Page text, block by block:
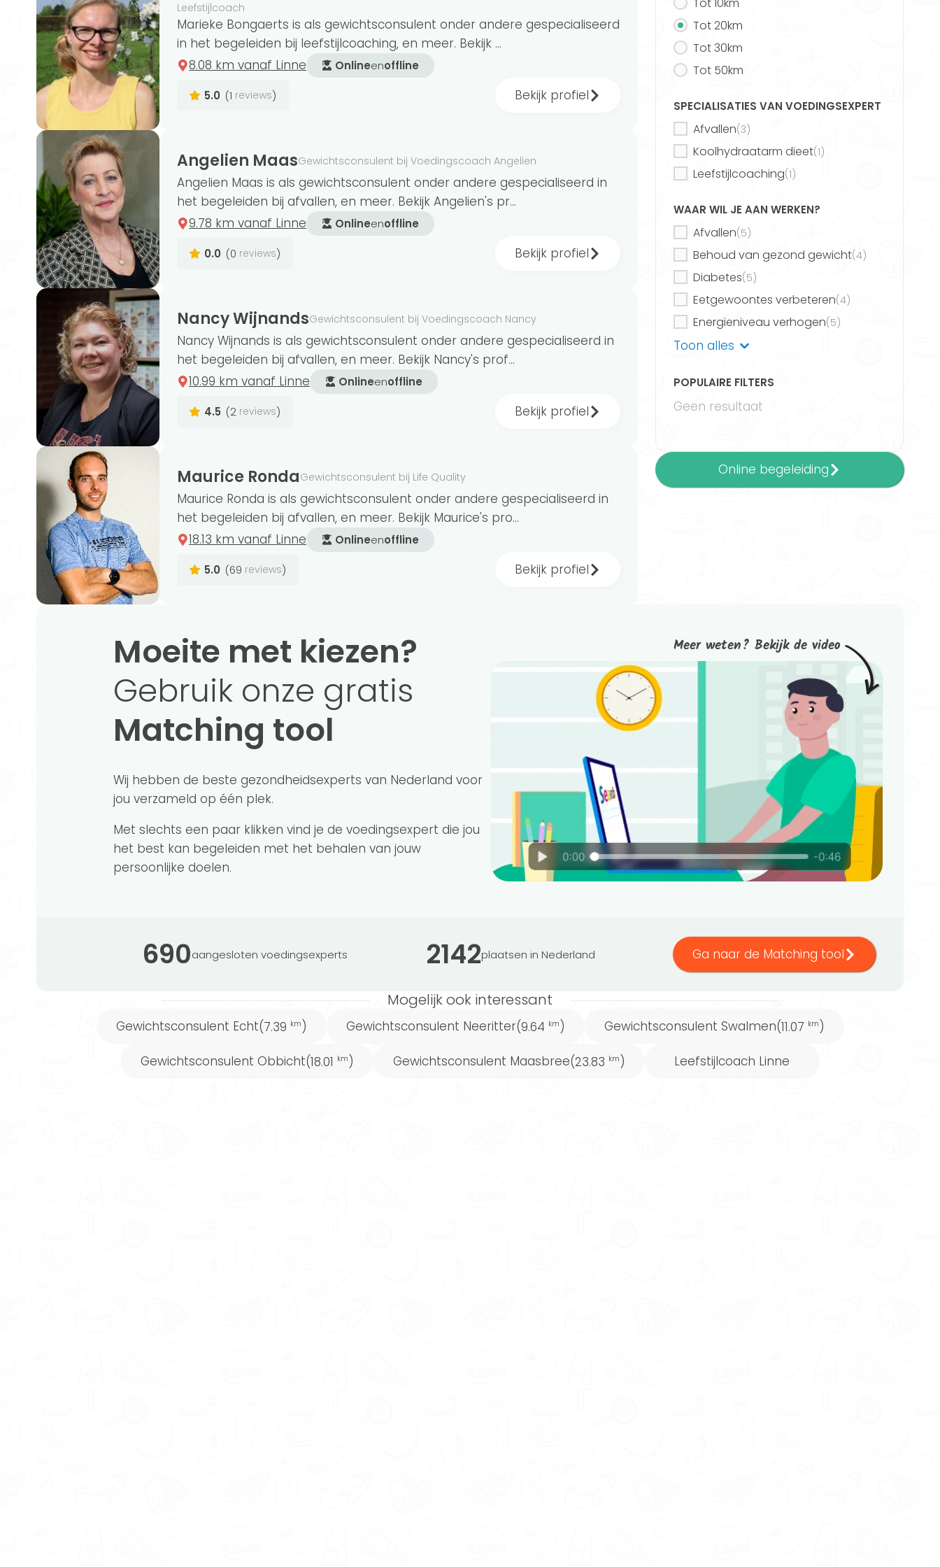
& wellness, voeding en gezondheid, coördinator sport- en bewegingsagogie,
leefstijlcoach en nutrition and health.
Ben je op zoek naar een
? Let er dan op dat de consulent
is aangesloten bij de
gewichtsconsulenten in Linne zijn aangesloten bij de Beroepsvereniging
Gewichtsconsulenten Nederland (BGN).
Gewichtsconsulenten kunnen verschillende methodes gebruiken om je te helpen. Zo
kunnen ze een persoonlijk voedingsschema voor je samenstellen. Ook kan een
gewichtsconsulent je goed begeleiden bij gedragsverandering.
Onze gewichtsconsulenten in Linne zijn onder andere gespecialiseerd in
koolhydraatarm dieet, afvallen en leefstijlcoaching. Het is belangrijk om een
gewichtsconsulent te vinden die gespecialiseerd is in het gebied waarin jij
ondersteuning wenst.
Voedingsschema's op
caloriebehoefte. Inclusief wekelijkse boodschappenlijst.
Meer informatie
Iedereen is anders. En daarom is het van belang dat je een gewichtsconsulent vindt
die bij jou past. Onze aangesloten consulenten in Linne omschrijven zichzelf en hun
aanpak onder andere als betrokken, confronterend, motiverend en geduldig.
die bij jou past? Jouw voorkeuren en behoeftes worden namelijk vergeleken met de
profielen van aangesloten consulenten. Zo vinden we de beste match voor jou.
Je wilt kiezen voor een begeleidingsaanpak die aansluit bij jouw wensen en behoeftes.
Vind jouw ideale voedingsexpert
Deel dit artikel
Nieuw
Voedingsschema's
op maat
Gezond eten was nog nooit zo
eenvoudig!
Meer informatie
Leefstijlcoach
Marieke Bongaerts is als gewichtsconsulent onder andere gespecialiseerd
in het begeleiden bij leefstijlcoaching, en meer. Bekijk ...
8.08 km vanaf Linne
Onlineenoffline
5.0 (1 reviews) Bekijk profiel
Angelien MaasGewichtsconsulent bij Voedingscoach Angelien
Angelien Maas is als gewichtsconsulent onder andere gespecialiseerd in
het begeleiden bij afvallen, en meer. Bekijk Angelien's pr...
9.78 km vanaf Linne
Onlineenoffline
0.0 (0 reviews) Bekijk profiel
Nancy WijnandsGewichtsconsulent bij Voedingscoach Nancy
Nancy Wijnands is als gewichtsconsulent onder andere gespecialiseerd in
het begeleiden bij afvallen, en meer. Bekijk Nancy's prof...
10.99 km vanaf Linne
Onlineenoffline
4.5 (2 reviews) Bekijk profiel
Maurice RondaGewichtsconsulent bij Life Quality
Maurice Ronda is als gewichtsconsulent onder andere gespecialiseerd in
het begeleiden bij afvallen, en meer. Bekijk Maurice's pro...
18.13 km vanaf Linne
Onlineenoffline
5.0 (69 reviews) Bekijk profiel
Tot 10km
Tot 20km
Tot 30km
Tot 50km
SPECIALISATIES VAN VOEDINGSEXPERT
Afvallen(3)
Koolhydraatarm dieet(1)
Leefstijlcoaching(1)
WAAR WIL JE AAN WERKEN?
Afvallen(5)
Behoud van gezond gewicht(4)
Diabetes(5)
Eetgewoontes verbeteren(4)
Energieniveau verhogen(5)
Gezond eetpatroon
Gezonde leefstijl
Hart- en vaatziekten
Meer bewegen
Ondergewicht (1)
Toon alles
POPULAIRE FILTERS
Geen resultaat
Online begeleiding
Moeite met kiezen?
Gebruik onze gratis
Matching tool
Wij hebben de beste gezondheidsexperts van Nederland voor
jou verzameld op één plek.
Met slechts een paar klikken vind je de voedingsexpert die jou
het best kan begeleiden met het behalen van jouw
persoonlijke doelen.
Meer weten? Bekijk de video
690aangesloten voedingsexperts 2142plaatsen in Nederland Ga naar de Matching tool
Mogelijk ook interessant
Gewichtsconsulent Echt(7.39 km ) Gewichtsconsulent Neeritter(9.64 km ) Gewichtsconsulent Swalmen(11.07 km )
Gewichtsconsulent Obbicht(18.01 km ) Gewichtsconsulent Maasbree(23.83 km ) Leefstijlcoach Linne